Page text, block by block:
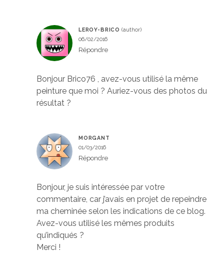
LEROY-BRICO
06/02/2016
Répondre
Bonjour Brico76 , avez-vous utilisé la même
peinture que moi ? Auriez-vous des photos du
résultat ?
MORGANT
01/03/2016
Répondre
Bonjour, je suis intéressée par votre
commentaire, car j’avais en projet de repeindre
ma cheminée selon les indications de ce blog.
Avez-vous utilisé les mêmes produits
qu’indiqués ?
Merci !